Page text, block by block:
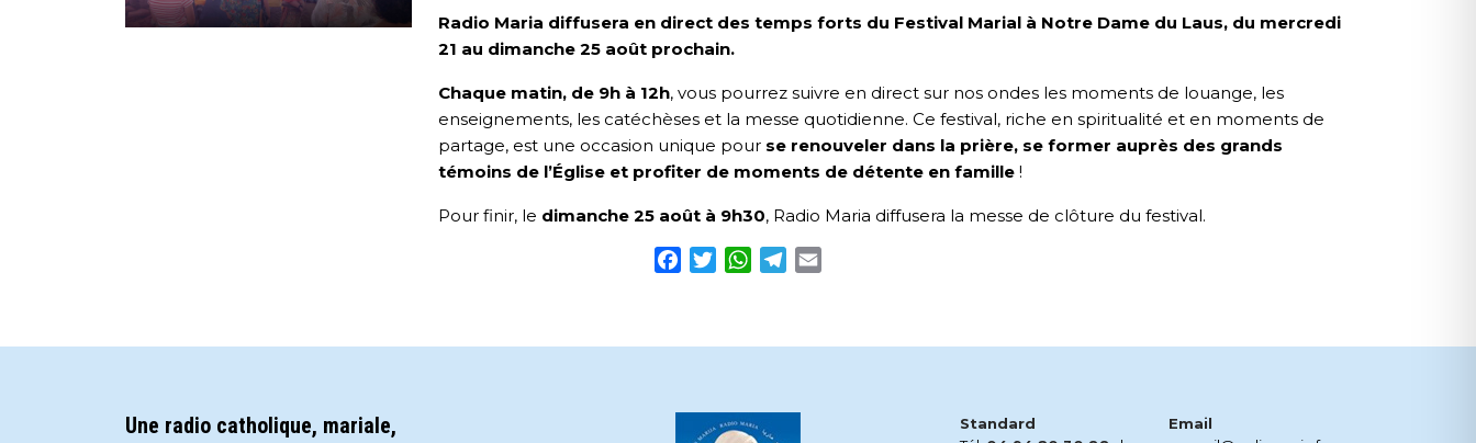
Radio Maria diffusera en direct des temps forts du Festival Marial à Notre Dame du Laus, du mercredi
21 au dimanche 25 août prochain.
Chaque matin, de 9h à 12h, vous pourrez suivre en direct sur nos ondes les moments de louange, les
enseignements, les catéchèses et la messe quotidienne. Ce festival, riche en spiritualité et en moments de
partage, est une occasion unique pour se renouveler dans la prière, se former auprès des grands
témoins de l’Église et profiter de moments de détente en famille !
Pour finir, le dimanche 25 août à 9h30, Radio Maria diffusera la messe de clôture du festival.
Facebook
TwitterWhatsApp
Telegram
Une radio catholique, mariale,
Standard
Email